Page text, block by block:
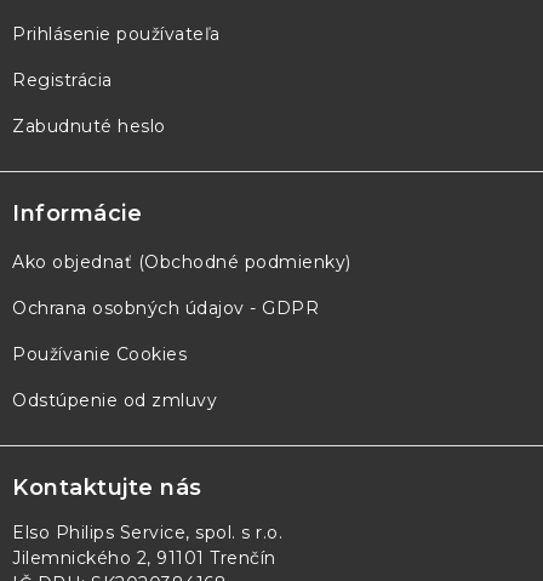
Prihlásenie používateľa
Registrácia
Zabudnuté heslo
Informácie
Ako objednať (Obchodné podmienky)
Ochrana osobných údajov - GDPR
Používanie Cookies
Odstúpenie od zmluvy
Kontaktujte nás
Elso Philips Service, spol. s r.o.
Jilemnického 2, 91101 Trenčín